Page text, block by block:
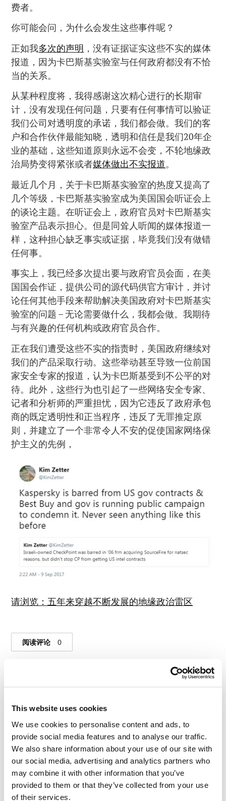
This website uses cookies
We use cookies to personalise content and ads, to
provide social media features and to analyse our traffic.
We also share information about your use of our site with
our social media, advertising and analytics partners who
may combine it with other information that you’ve
provided to them or that they’ve collected from your use
of their services.
费者。
你可能会问，为什么会发生这些事件呢？
正如我多次的声明 ，没有证据证实这些不实的媒体
报道，因为卡巴斯基实验室与任何政府都没有不恰
当的关系。
从某种程度将，我得感谢这次精心进行的长期审
计，没有发现任何问题，只要有任何事情可以验证
我们公司对透明度的承诺，我们都会做。我们的客
户和合作伙伴最能知晓，透明和信任是我们20年企
业的基础，这些知道原则永远不会变，不轮地缘政
治局势变得紧张或者媒体做出不实报道。
最近几个月，关于卡巴斯基实验室的热度又提高了
几个等级，卡巴斯基实验室成为美国国会听证会上
的谈论主题。在听证会上，政府官员对卡巴斯基实
验室产品表示担心。但是同耸人听闻的媒体报道一
样，这种担心缺乏事实或证据，毕竟我们没有做错
任何事。
事实上，我已经多次提出要与政府官员会面，在美
国国会作证，提供公司的源代码供官方审计，并讨
论任何其他手段来帮助解决美国政府对卡巴斯基实
验室的问题 – 无论需要做什么，我都会做。我期待
与有兴趣的任何机构或政府官员合作。
正在我们遭受这些不实的指责时，美国政府继续对
我们的产品采取行动。这些举动甚至导致一位前国
家安全专家的报道，认为卡巴斯基受到不公平的对
待。此外，这些行为也引起了一些网络安全专家、
记者和分析师的严重担忧，因为它违反了政府承包
商的既定透明性和正当程序，违反了无罪推定原
则，并建立了一个非常令人不安的促使国家网络保
护主义的先例，
请浏览：五年来穿越不断发展的地缘政治雷区
阅读评论 0